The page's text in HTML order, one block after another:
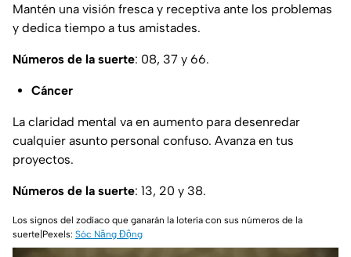
Mantén una visión fresca y receptiva ante los problemas
y dedica tiempo a tus amistades.
Números de la suerte: 08, 37 y 66.
Cáncer
La claridad mental va en aumento para desenredar
cualquier asunto personal confuso. Avanza en tus
proyectos.
Números de la suerte: 13, 20 y 38.
Los signos del zodíaco que ganarán la lotería con sus números de la
suerte|Pexels: Sóc Năng Động